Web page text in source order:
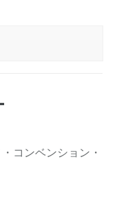
コンベンション・